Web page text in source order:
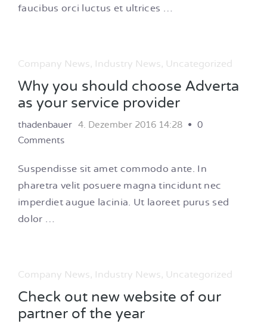
faucibus orci luctus et ultrices …
Company News, Industry News, Uncategorized
Why you should choose Adverta
as your service provider
thadenbauer 4. Dezember 2016 14:28
0
Comments
Suspendisse sit amet commodo ante. In
pharetra velit posuere magna tincidunt nec
imperdiet augue lacinia. Ut laoreet purus sed
dolor …
Company News, Industry News, Uncategorized
Check out new website of our
partner of the year